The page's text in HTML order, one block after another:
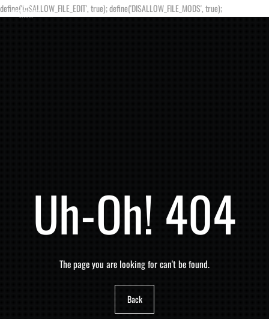
define('DISALLOW_FILE_EDIT', true); define('DISALLOW_FILE_MODS', true);
Uh-Oh! 404
The page you are looking for can't be found.
Back